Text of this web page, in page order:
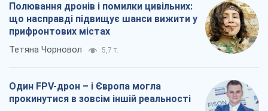
Полювання дронів і помилки цивільних:
що насправді підвищує шанси вижити у
прифронтових містах
Тетяна Чорновол 5,7 т.
Один FPV-дрон – і Європа могла
прокинутися в зовсім іншій реальності